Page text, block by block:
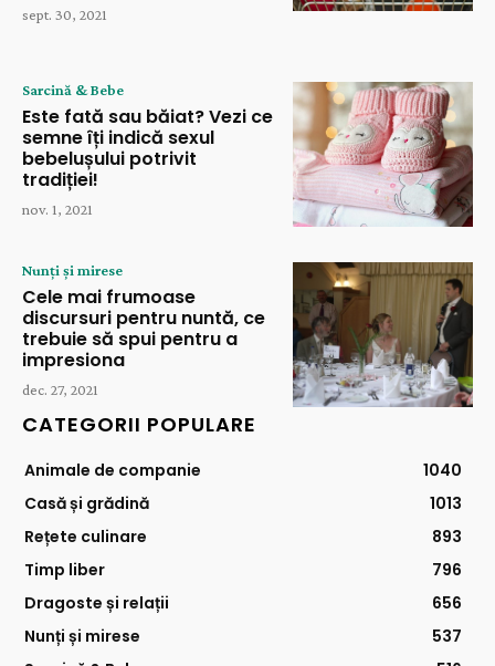
sept. 30, 2021
Sarcină & Bebe
Este fată sau băiat? Vezi ce
semne îți indică sexul
bebelușului potrivit
tradiției!
nov. 1, 2021
Nunți și mirese
Cele mai frumoase
discursuri pentru nuntă, ce
trebuie să spui pentru a
impresiona
dec. 27, 2021
CATEGORII POPULARE
Animale de companie
1040
Casă și grădină
1013
Rețete culinare
893
Timp liber
796
Dragoste și relații
656
Nunți și mirese
537